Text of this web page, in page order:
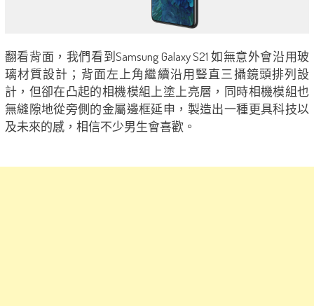
翻看背面，我們看到Samsung Galaxy S21 如無意外會沿用玻
璃材質設計；背面左上角繼續沿用豎直三攝鏡頭排列設
計，但卻在凸起的相機模組上塗上亮層，同時相機模組也
無縫隙地從旁側的金屬邊框延申，製造出一種更具科技以
及未來的感，相信不少男生會喜歡。